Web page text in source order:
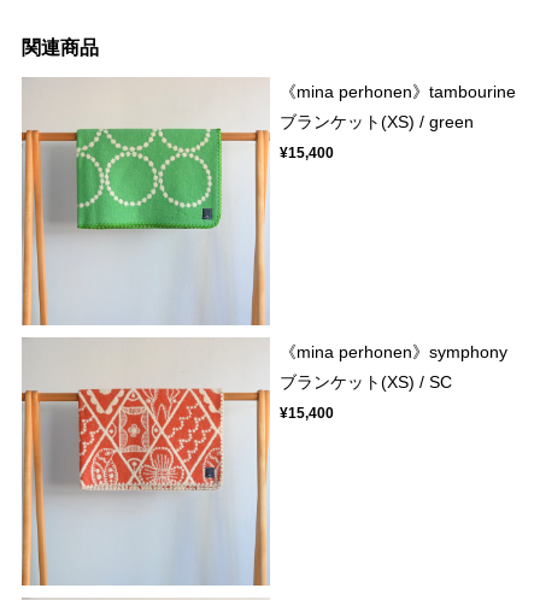
関連商品
《mina perhonen》tambourine
ブランケット(XS) / green
¥15,400
《mina perhonen》symphony
ブランケット(XS) / SC
¥15,400